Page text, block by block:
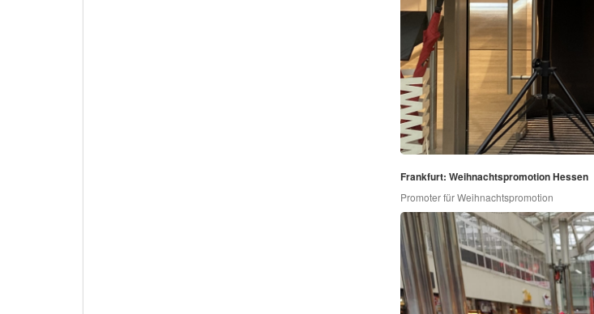
Frankfurt: Weihnachtspromotion Hessen
Promoter für Weihnachtspromotion